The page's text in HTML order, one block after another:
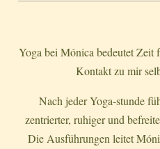
Yoga bei Mónica bedeutet Zeit
Kontakt zu mir
Nach jeder Yoga-stunde
zentrierter, ruhiger und
Die Ausführungen leitet